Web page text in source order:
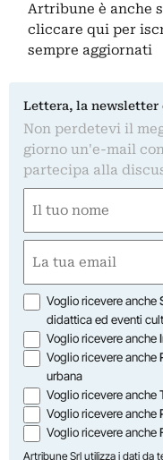
Artribune è anche
cliccare qui per
sempre aggiornati
Lettera, la newsletter
Non perdetevi il
giorno un'e-mail
partecipa alla
(Obbligatorio)
Nome
(Obbligatorio)
Opzioni
Voglio ricevere anche
didattica ed eventi
Voglio ricevere anche
Voglio ricevere anche
urbana
Voglio ricevere anche
Voglio ricevere anche
Voglio ricevere anche
Artribune Srl utilizza i dati da